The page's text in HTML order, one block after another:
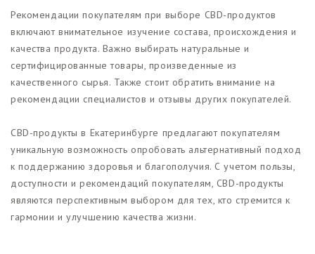
Рекомендации покупателям при выборе CBD-продуктов
включают внимательное изучение состава, происхождения и
качества продукта. Важно выбирать натуральные и
сертифицированные товары, произведенные из
качественного сырья. Также стоит обратить внимание на
рекомендации специалистов и отзывы других покупателей.
CBD-продукты в Екатеринбурге предлагают покупателям
уникальную возможность опробовать альтернативный подход
к поддержанию здоровья и благополучия. С учетом пользы,
доступности и рекомендаций покупателям, CBD-продукты
являются перспективным выбором для тех, кто стремится к
гармонии и улучшению качества жизни.